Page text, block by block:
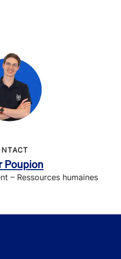
Poupion
– Ressources humaines